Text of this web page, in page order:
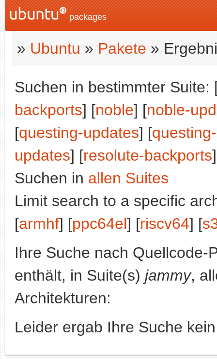
packages
» Ubuntu » Pakete »
Suchen in bestimmter Suite:
backports] [noble] [noble-
[questing-updates] [
updates] [resolute-backports
Suchen in allen Suites
Limit search to a specific
[armhf] [ppc64el] [riscv64] [
Ihre Suche nach
enthält, in Suite(s) jammy,
Architekturen:
Leider ergab Ihre Suche